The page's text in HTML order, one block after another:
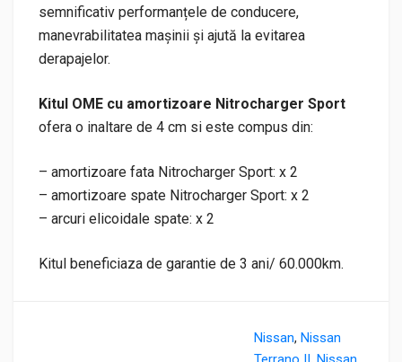
semnificativ performanțele de conducere,
manevrabilitatea mașinii și ajută la evitarea
derapajelor.
Kitul OME cu amortizoare Nitrocharger Sport
ofera o inaltare de 4 cm si este compus din:
– amortizoare fata Nitrocharger Sport: x 2
– amortizoare spate Nitrocharger Sport: x 2
– arcuri elicoidale spate: x 2
Kitul beneficiaza de garantie de 3 ani/ 60.000km.
Nissan, Nissan